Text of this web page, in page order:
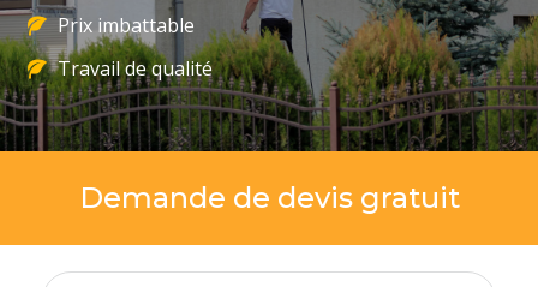
Prix imbattable
Travail de qualité
Demande de devis gratuit